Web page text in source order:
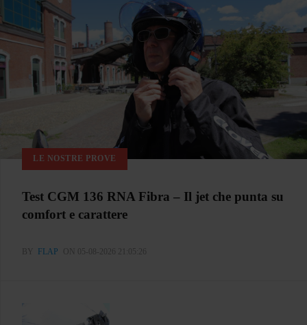
LE NOSTRE PROVE
Test CGM 136 RNA Fibra – Il jet che punta su
comfort e carattere
BY FLAP ON 05-08-2026 21:05:26